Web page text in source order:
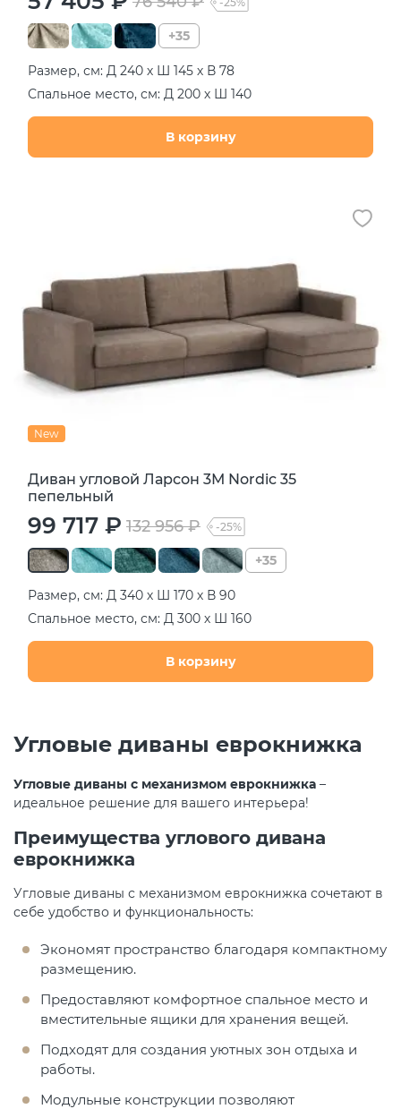
+35
Размер, см: Д 240 х Ш 145 х В 78
Спальное место, см: Д 200 х Ш 140
В корзину
New
Диван угловой Ларсон 3М Nordic 35
пепельный
99 717 ₽ 132 956 ₽ -25%
+35
Размер, см: Д 340 х Ш 170 х В 90
Спальное место, см: Д 300 х Ш 160
В корзину
Угловые диваны еврокнижка
Угловые диваны с механизмом еврокнижка –
идеальное решение для вашего интерьера!
Преимущества углового дивана
еврокнижка
Угловые диваны с механизмом еврокнижка сочетают в
себе удобство и функциональность:
Экономят пространство благодаря компактному
размещению.
Предоставляют комфортное спальное место и
вместительные ящики для хранения вещей.
Подходят для создания уютных зон отдыха и
работы.
Модульные конструкции позволяют